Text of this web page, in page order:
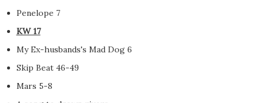
Penelope 7
KW 17
My Ex-husbands's Mad Dog 6
Skip Beat 46-49
Mars 5-8